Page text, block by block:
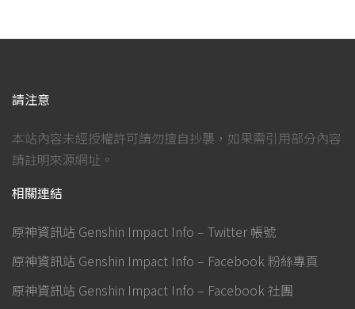
請注意
本站內容未經授權許可請勿擅自抄襲，如果需引用部分內容
請註明來源網址。
相關連結
原神資訊站 Genshin Impact Info – Twitter 帳號
原神資訊站 Genshin Impact Info – Facebook 粉絲專頁
原神資訊站 Genshin Impact Info – Facebook 社團